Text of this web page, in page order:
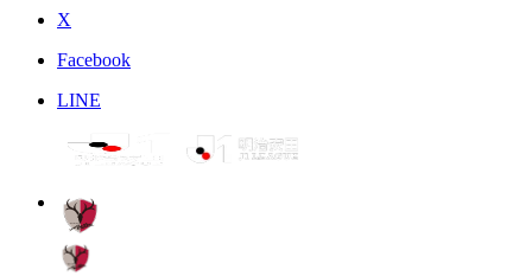
X
Facebook
LINE